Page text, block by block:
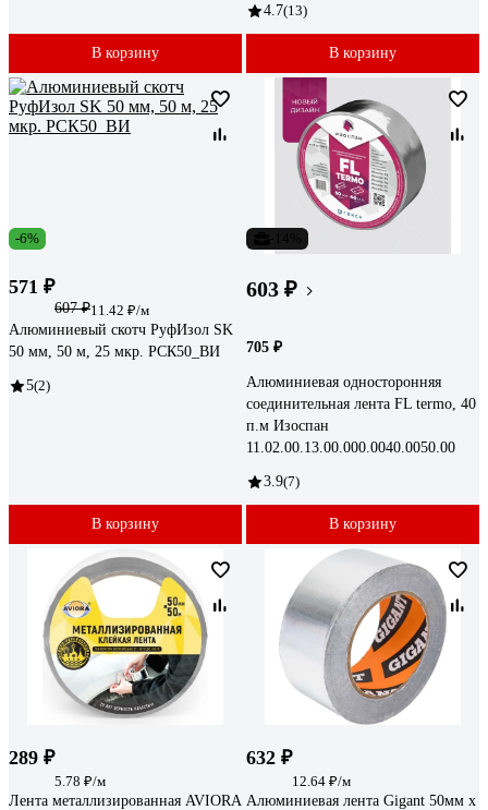
В корзину
4.7(13)
В корзину
-6%
571 ₽
607 ₽11.42 ₽/м
Алюминиевый скотч РуфИзол SK
50 мм, 50 м, 25 мкр. РСК50_ВИ
5(2)
В корзину
603 ₽
705 ₽
Алюминиевая односторонняя
соединительная лента FL termo, 40
п.м Изоспан
11.02.00.13.00.000.0040.0050.00
3.9(7)
В корзину
289 ₽
5.78 ₽/м
Лента металлизированная AVIORA
632 ₽
12.64 ₽/м
Алюминиевая лента Gigant 50мм х